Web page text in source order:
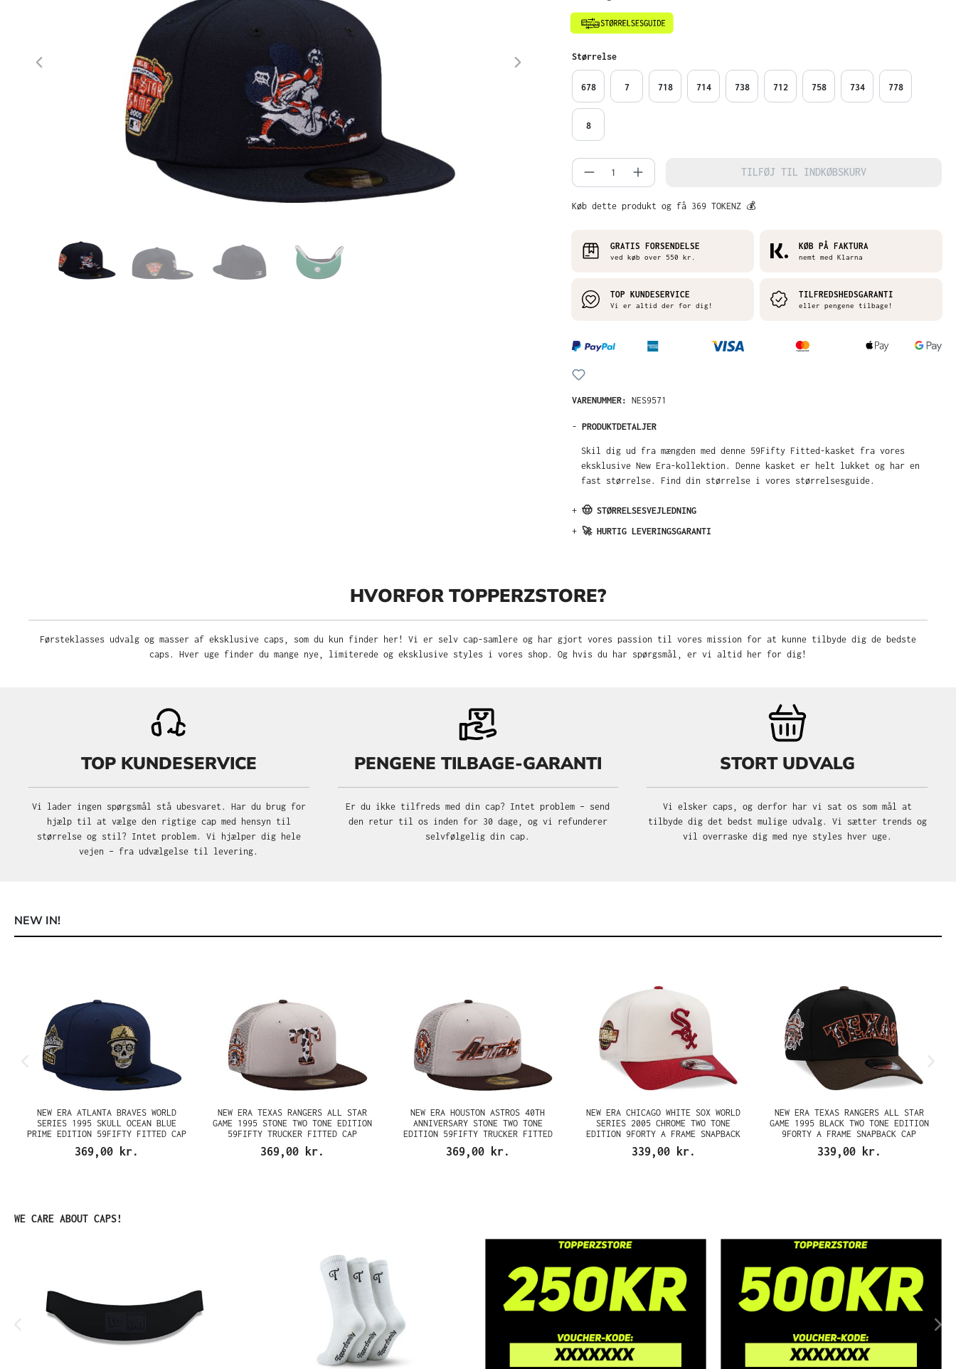
Vælg
Størrelse
678 7 718 714 738 712 758 734 778
8
Produktmængde: Indtast det ønskede beløb,
TILFØJ TIL INDKØBSKURV
Køb dette produkt og få 369 TOKENZ 💰
GRATIS FORSENDELSE
ved køb over 550 kr.
KØB PÅ FAKTURA
nemt med Klarna
TOP KUNDESERVICE
Vi er altid der for dig!
TILFREDSHEDSGARANTI
eller pengene tilbage!
VARENUMMER: NES9571
- PRODUKTDETALJER
Skil dig ud fra mængden med denne 59Fifty Fitted-kasket fra vores
eksklusive New Era-kollektion. Denne kasket er helt lukket og har en
fast størrelse. Find din størrelse i vores størrelsesguide.
+ 🤠 STØRRELSESVEJLEDNING
+ 🚀 HURTIG LEVERINGSGARANTI
HVORFOR TOPPERZSTORE?
Førsteklasses udvalg og masser af eksklusive caps, som du kun finder her! Vi er selv cap-samlere og har gjort vores passion til vores mission for at kunne tilbyde dig de bedste
caps. Hver uge finder du mange nye, limiterede og eksklusive styles i vores shop. Og hvis du har spørgsmål, er vi altid her for dig!
TOP KUNDESERVICE
Vi lader ingen spørgsmål stå ubesvaret. Har du brug for
hjælp til at vælge den rigtige cap med hensyn til
størrelse og stil? Intet problem. Vi hjælper dig hele
vejen – fra udvælgelse til levering.
PENGENE TILBAGE-GARANTI
Er du ikke tilfreds med din cap? Intet problem – send
den retur til os inden for 30 dage, og vi refunderer
selvfølgelig din cap.
STORT UDVALG
Vi elsker caps, og derfor har vi sat os som mål at
tilbyde dig det bedst mulige udvalg. Vi sætter trends og
vil overraske dig med nye styles hver uge.
NEW IN!
NEW ERA ATLANTA BRAVES WORLD
SERIES 1995 SKULL OCEAN BLUE
PRIME EDITION 59FIFTY FITTED CAP
369,00 kr.
NEW ERA TEXAS RANGERS ALL STAR
GAME 1995 STONE TWO TONE EDITION
59FIFTY TRUCKER FITTED CAP
369,00 kr.
NEW ERA HOUSTON ASTROS 40TH
ANNIVERSARY STONE TWO TONE
EDITION 59FIFTY TRUCKER FITTED
CAP
369,00 kr.
NEW ERA CHICAGO WHITE SOX WORLD
SERIES 2005 CHROME TWO TONE
EDITION 9FORTY A FRAME SNAPBACK
CAP
339,00 kr.
NEW ERA TEXAS RANGERS ALL STAR
GAME 1995 BLACK TWO TONE EDITION
9FORTY A FRAME SNAPBACK CAP
339,00 kr.
Spring produktgalleriet over
WE CARE ABOUT CAPS!